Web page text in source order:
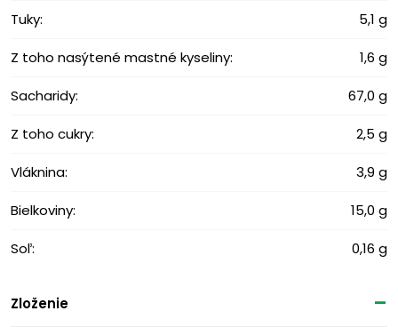
Tuky: 5,1 g
Z toho nasýtené mastné kyseliny: 1,6 g
Sacharidy: 67,0 g
Z toho cukry: 2,5 g
Vláknina: 3,9 g
Bielkoviny: 15,0 g
Soľ: 0,16 g
Zloženie